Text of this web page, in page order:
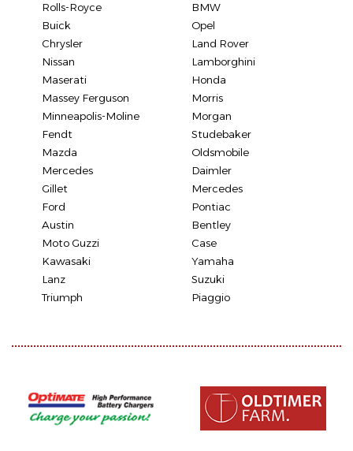
Rolls-Royce
BMW
Buick
Opel
Chrysler
Land Rover
Nissan
Lamborghini
Maserati
Honda
Massey Ferguson
Morris
Minneapolis-Moline
Morgan
Fendt
Studebaker
Mazda
Oldsmobile
Mercedes
Daimler
Gillet
Mercedes
Ford
Pontiac
Austin
Bentley
Moto Guzzi
Case
Kawasaki
Yamaha
Lanz
Suzuki
Triumph
Piaggio